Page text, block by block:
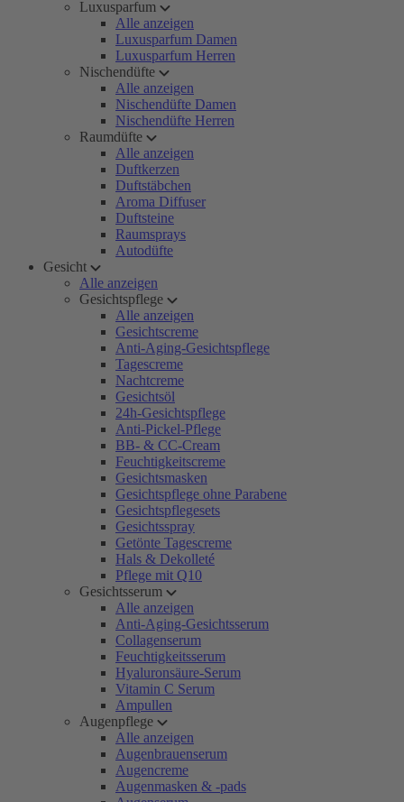
Luxusparfum
Alle anzeigen
Luxusparfum Damen
Luxusparfum Herren
Nischendüfte
Alle anzeigen
Nischendüfte Damen
Nischendüfte Herren
Raumdüfte
Alle anzeigen
Duftkerzen
Duftstäbchen
Aroma Diffuser
Duftsteine
Raumsprays
Autodüfte
Gesicht
Alle anzeigen
Gesichtspflege
Alle anzeigen
Gesichtscreme
Anti-Aging-Gesichtspflege
Tagescreme
Nachtcreme
Gesichtsöl
24h-Gesichtspflege
Anti-Pickel-Pflege
BB- & CC-Cream
Feuchtigkeitscreme
Gesichtsmasken
Gesichtspflege ohne Parabene
Gesichtspflegesets
Gesichtsspray
Getönte Tagescreme
Hals & Dekolleté
Pflege mit Q10
Gesichtsserum
Alle anzeigen
Anti-Aging-Gesichtsserum
Collagenserum
Feuchtigkeitsserum
Hyaluronsäure-Serum
Vitamin C Serum
Ampullen
Augenpflege
Alle anzeigen
Augenbrauenserum
Augencreme
Augenmasken & -pads